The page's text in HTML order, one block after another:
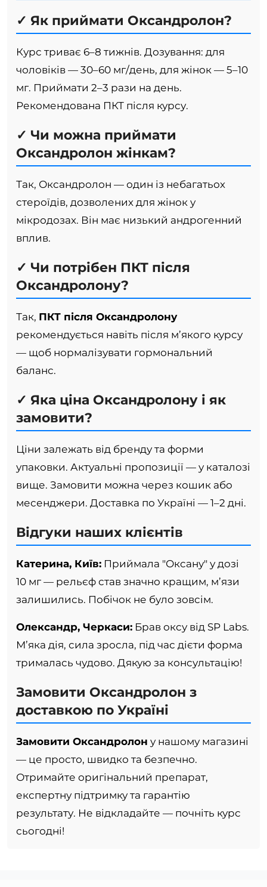
✓ Як приймати Оксандролон?
Курс триває 6–8 тижнів. Дозування: для
чоловіків — 30–60 мг/день, для жінок — 5–10
мг. Приймати 2–3 рази на день.
Рекомендована ПКТ після курсу.
✓ Чи можна приймати
Оксандролон жінкам?
Так, Оксандролон — один із небагатьох
стероїдів, дозволених для жінок у
мікродозах. Він має низький андрогенний
вплив.
✓ Чи потрібен ПКТ після
Оксандролону?
Так, ПКТ після Оксандролону
рекомендується навіть після м’якого курсу
— щоб нормалізувати гормональний
баланс.
✓ Яка ціна Оксандролону і як
замовити?
Ціни залежать від бренду та форми
упаковки. Актуальні пропозиції — у каталозі
вище. Замовити можна через кошик або
месенджери. Доставка по Україні — 1–2 дні.
Відгуки наших клієнтів
Катерина, Київ: Приймала "Оксану" у дозі
10 мг — рельєф став значно кращим, м’язи
залишились. Побічок не було зовсім.
Олександр, Черкаси: Брав оксу від SP Labs.
М’яка дія, сила зросла, під час дієти форма
трималась чудово. Дякую за консультацію!
Замовити Оксандролон з
доставкою по Україні
Замовити Оксандролон у нашому магазині
— це просто, швидко та безпечно.
Отримайте оригінальний препарат,
експертну підтримку та гарантію
результату. Не відкладайте — почніть курс
сьогодні!